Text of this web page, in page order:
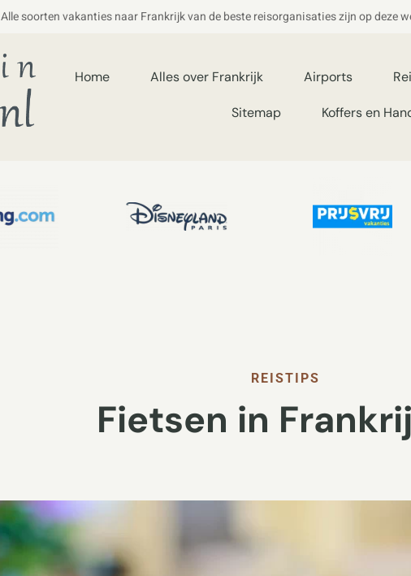
Alle soorten vakanties naar Frankrijk van de beste reisorganisaties zijn op deze
Home Alles over Frankrijk Airports
Sitemap Koffers en
REISTIPS
Fietsen in